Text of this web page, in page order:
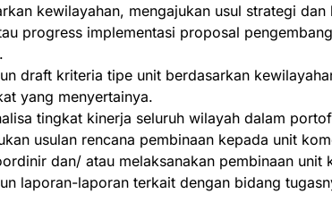
kewilayahan, mengajukan usul strategi
progress implementasi proposal
draft kriteria tipe unit berdasarkan
yang menyertainya.
tingkat kinerja seluruh wilayah dalam
usulan rencana pembinaan kepada unit
dan/ atau melaksanakan pembinaan unit
laporan-laporan terkait dengan bidang